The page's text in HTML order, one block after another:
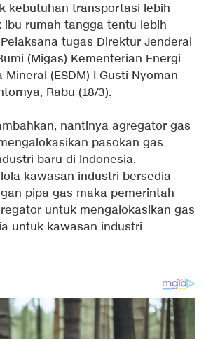
kebutuhan transportasi lebih
ibu rumah tangga tentu lebih
tugas Direktur Jenderal
(Migas) Kementerian Energi
(ESDM) I Gusti Nyoman
Rabu (18/3).
nantinya agregator gas
pasokan gas
baru di Indonesia.
kawasan industri bersedia
pipa gas maka pemerintah
untuk mengalokasikan gas
untuk kawasan industri